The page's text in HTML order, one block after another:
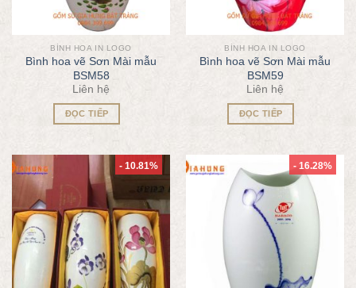
BÌNH HOA IN LOGO
Bình hoa vẽ Sơn Mài mẫu
BSM58
Liên hệ
ĐỌC TIẾP
BÌNH HOA IN LOGO
Bình hoa vẽ Sơn Mài mẫu
BSM59
Liên hệ
ĐỌC TIẾP
- 10.81% - 16.28%